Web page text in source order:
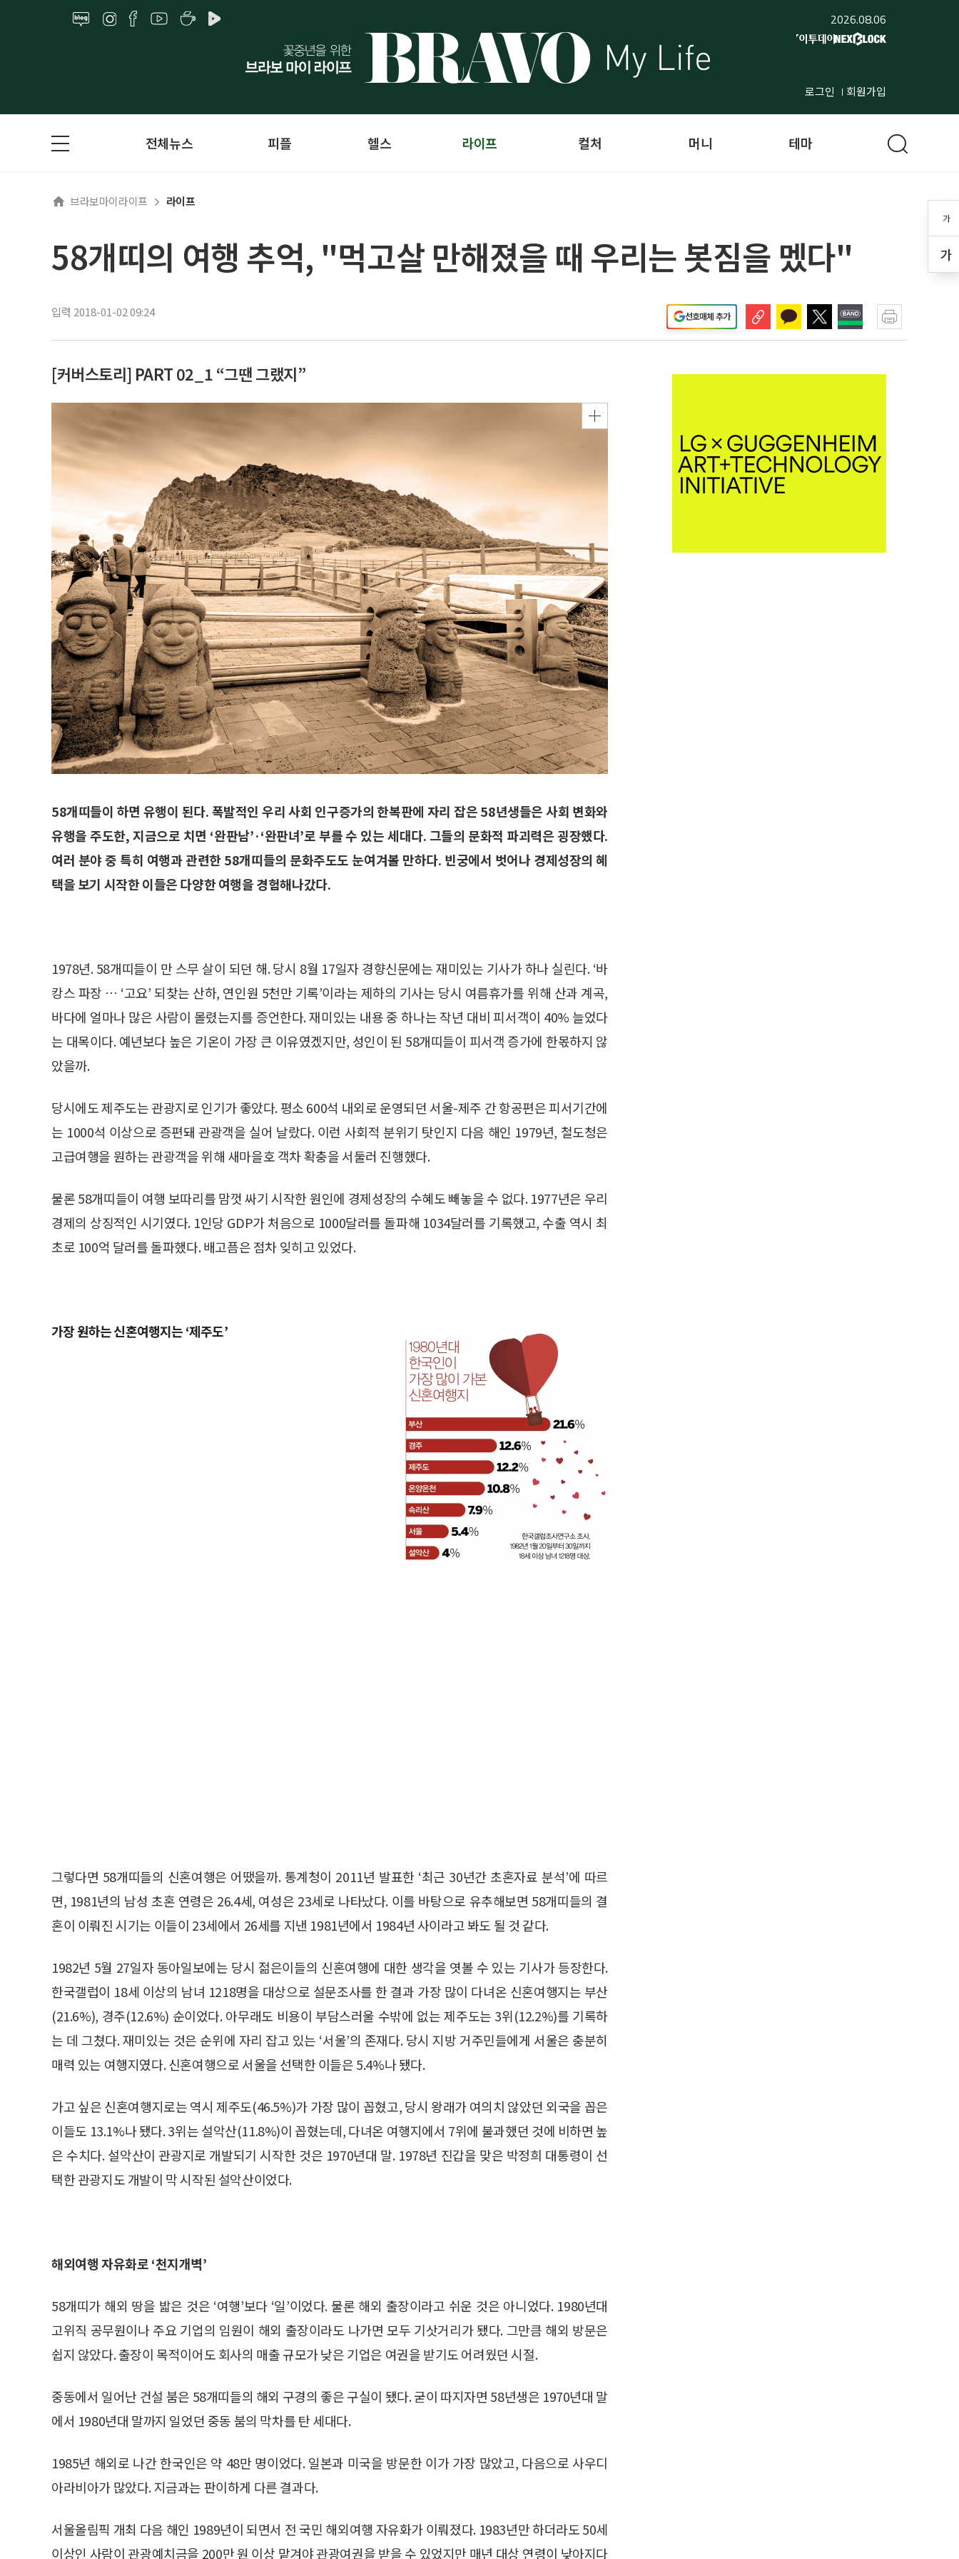
2026.08.06
로그인 회원가입
가
가
전체뉴스 피플 헬스 라이프 컬처 머니 테마
브라보마이라이프 라이프
58개띠의 여행 추억, "먹고살 만해졌을 때 우리는 봇짐을 멨다"
입력 2018-01-02 09:24 선호매체 추가
[커버스토리] PART 02_1 “그땐 그랬지”
58개띠들이 하면 유행이 된다. 폭발적인 우리 사회 인구증가의 한복판에 자리 잡은 58년생들은 사회 변화와
유행을 주도한, 지금으로 치면 ‘완판남’·‘완판녀’로 부를 수 있는 세대다. 그들의 문화적 파괴력은 굉장했다.
여러 분야 중 특히 여행과 관련한 58개띠들의 문화주도도 눈여겨볼 만하다. 빈궁에서 벗어나 경제성장의 혜
택을 보기 시작한 이들은 다양한 여행을 경험해나갔다.
1978년. 58개띠들이 만 스무 살이 되던 해. 당시 8월 17일자 경향신문에는 재미있는 기사가 하나 실린다. ‘바
캉스 파장 … ‘고요’ 되찾는 산하, 연인원 5천만 기록’이라는 제하의 기사는 당시 여름휴가를 위해 산과 계곡,
바다에 얼마나 많은 사람이 몰렸는지를 증언한다. 재미있는 내용 중 하나는 작년 대비 피서객이 40% 늘었다
는 대목이다. 예년보다 높은 기온이 가장 큰 이유였겠지만, 성인이 된 58개띠들이 피서객 증가에 한몫하지 않
았을까.
당시에도 제주도는 관광지로 인기가 좋았다. 평소 600석 내외로 운영되던 서울-제주 간 항공편은 피서기간에
는 1000석 이상으로 증편돼 관광객을 실어 날랐다. 이런 사회적 분위기 탓인지 다음 해인 1979년, 철도청은
고급여행을 원하는 관광객을 위해 새마을호 객차 확충을 서둘러 진행했다.
물론 58개띠들이 여행 보따리를 맘껏 싸기 시작한 원인에 경제성장의 수혜도 빼놓을 수 없다. 1977년은 우리
경제의 상징적인 시기였다. 1인당 GDP가 처음으로 1000달러를 돌파해 1034달러를 기록했고, 수출 역시 최
초로 100억 달러를 돌파했다. 배고픔은 점차 잊히고 있었다.
가장 원하는 신혼여행지는 ‘제주도’
그렇다면 58개띠들의 신혼여행은 어땠을까. 통계청이 2011년 발표한 ‘최근 30년간 초혼자료 분석’에 따르
면, 1981년의 남성 초혼 연령은 26.4세, 여성은 23세로 나타났다. 이를 바탕으로 유추해보면 58개띠들의 결
혼이 이뤄진 시기는 이들이 23세에서 26세를 지낸 1981년에서 1984년 사이라고 봐도 될 것 같다.
1982년 5월 27일자 동아일보에는 당시 젊은이들의 신혼여행에 대한 생각을 엿볼 수 있는 기사가 등장한다.
한국갤럽이 18세 이상의 남녀 1218명을 대상으로 설문조사를 한 결과 가장 많이 다녀온 신혼여행지는 부산
(21.6%), 경주(12.6%) 순이었다. 아무래도 비용이 부담스러울 수밖에 없는 제주도는 3위(12.2%)를 기록하
는 데 그쳤다. 재미있는 것은 순위에 자리 잡고 있는 ‘서울’의 존재다. 당시 지방 거주민들에게 서울은 충분히
매력 있는 여행지였다. 신혼여행으로 서울을 선택한 이들은 5.4%나 됐다.
가고 싶은 신혼여행지로는 역시 제주도(46.5%)가 가장 많이 꼽혔고, 당시 왕래가 여의치 않았던 외국을 꼽은
이들도 13.1%나 됐다. 3위는 설악산(11.8%)이 꼽혔는데, 다녀온 여행지에서 7위에 불과했던 것에 비하면 높
은 수치다. 설악산이 관광지로 개발되기 시작한 것은 1970년대 말. 1978년 진갑을 맞은 박정희 대통령이 선
택한 관광지도 개발이 막 시작된 설악산이었다.
해외여행 자유화로 ‘천지개벽’
58개띠가 해외 땅을 밟은 것은 ‘여행’보다 ‘일’이었다. 물론 해외 출장이라고 쉬운 것은 아니었다. 1980년대
고위직 공무원이나 주요 기업의 임원이 해외 출장이라도 나가면 모두 기삿거리가 됐다. 그만큼 해외 방문은
쉽지 않았다. 출장이 목적이어도 회사의 매출 규모가 낮은 기업은 여권을 받기도 어려웠던 시절.
중동에서 일어난 건설 붐은 58개띠들의 해외 구경의 좋은 구실이 됐다. 굳이 따지자면 58년생은 1970년대 말
에서 1980년대 말까지 일었던 중동 붐의 막차를 탄 세대다.
1985년 해외로 나간 한국인은 약 48만 명이었다. 일본과 미국을 방문한 이가 가장 많았고, 다음으로 사우디
아라비아가 많았다. 지금과는 판이하게 다른 결과다.
서울올림픽 개최 다음 해인 1989년이 되면서 전 국민 해외여행 자유화가 이뤄졌다. 1983년만 하더라도 50세
이상인 사람이 관광예치금을 200만 원 이상 맡겨야 관광여권을 받을 수 있었지만 매년 대상 연령이 낮아지다